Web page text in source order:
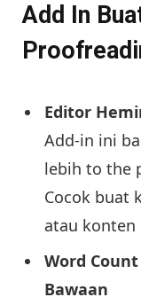
Add In
Editor
Add-in ini
lebih to the
Cocok buat
atau
Word
Bawaan